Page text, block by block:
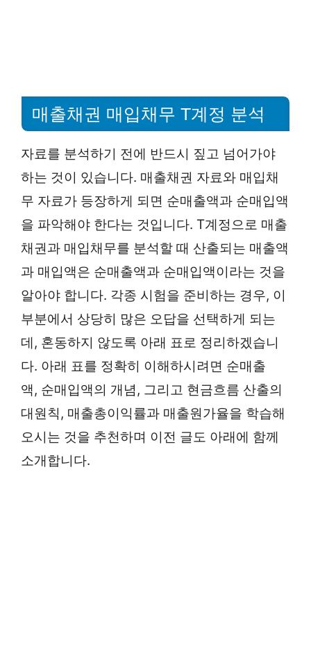
매출채권 매입채무 T계정 분석
자료를 분석하기 전에 반드시 짚고 넘어가야
하는 것이 있습니다. 매출채권 자료와 매입채
무 자료가 등장하게 되면 순매출액과 순매입액
을 파악해야 한다는 것입니다. T계정으로 매출
채권과 매입채무를 분석할 때 산출되는 매출액
과 매입액은 순매출액과 순매입액이라는 것을
알아야 합니다. 각종 시험을 준비하는 경우, 이
부분에서 상당히 많은 오답을 선택하게 되는
데, 혼동하지 않도록 아래 표로 정리하겠습니
다. 아래 표를 정확히 이해하시려면 순매출
액, 순매입액의 개념, 그리고 현금흐름 산출의
대원칙, 매출총이익률과 매출원가율을 학습해
오시는 것을 추천하며 이전 글도 아래에 함께
소개합니다.